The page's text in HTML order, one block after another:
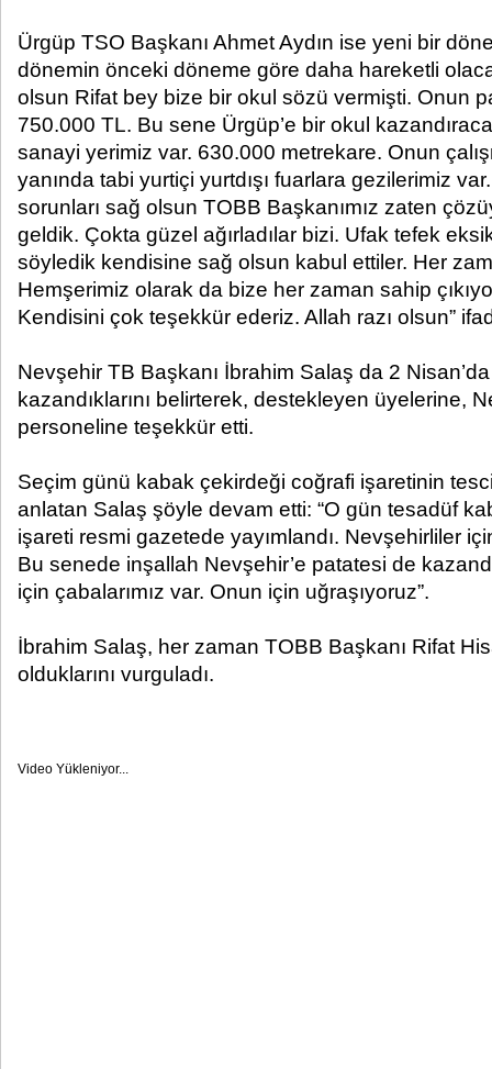
Ürgüp TSO Başkanı Ahmet Aydın ise yeni bir
dönemin önceki döneme göre daha hareketli
olsun Rifat bey bize bir okul sözü vermişti. Onun
750.000 TL. Bu sene Ürgüp’e bir okul
sanayi yerimiz var. 630.000 metrekare. Onun
yanında tabi yurtiçi yurtdışı fuarlara gezilerimiz
sorunları sağ olsun TOBB Başkanımız zaten
geldik. Çokta güzel ağırladılar bizi. Ufak tefek
söyledik kendisine sağ olsun kabul ettiler. Her
Hemşerimiz olarak da bize her zaman sahip
Kendisini çok teşekkür ederiz. Allah razı olsun”
Nevşehir TB Başkanı İbrahim Salaş da 2
kazandıklarını belirterek, destekleyen üyelerine,
personeline teşekkür etti.
Seçim günü kabak çekirdeği coğrafi işaretinin
anlatan Salaş şöyle devam etti: “O gün tesadüf
işareti resmi gazetede yayımlandı. Nevşehirliler
Bu senede inşallah Nevşehir’e patatesi de
için çabalarımız var. Onun için uğraşıyoruz”.
İbrahim Salaş, her zaman TOBB Başkanı Rifat
olduklarını vurguladı.
Video Yükleniyor...